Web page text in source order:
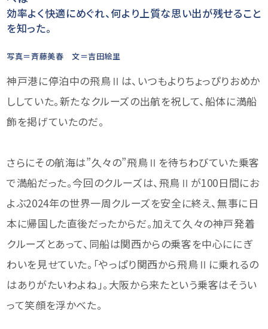
効率よく快適にめぐれ、何より上質な思い出が残せること
を知った。
写真＝斉藤美春 文＝吉田絵里
神戸港に停泊中の飛鳥Ⅱは、いつもよりちょっぴりおめか
ししていた。新たなクルーズの出航を祝して、船体に満船
飾を掲げていたのだ。
さらにその航海は”久々の”飛鳥Ⅱを待ちわびていた乗客
で満船だった。今回のクルーズは、飛鳥Ⅱが100日間にお
よぶ2024年の世界一周クルーズを安全に終え、無事に日
本に帰国した直後だったからだ。加えて久々の神戸発着
クルーズとあって、同船は関西からの乗客を中心ににぎ
わいを見せていた。「やっぱり関西から飛鳥Ⅱに乗れるの
はありがたいわよね」。大阪から来たという乗客はそうい
って笑顔を浮かべた。